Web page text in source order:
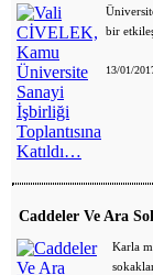
bir
13/01/
Caddeler Ve Ara
Karla